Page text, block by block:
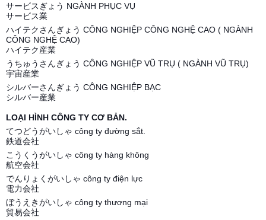
サービスぎょう NGÀNH PHỤC VỤ
サービス業
ハイテクさんぎょう CÔNG NGHIỆP CÔNG NGHỆ CAO ( NGÀNH
CÔNG NGHỆ CAO)
ハイテク産業
うちゅうさんぎょう CÔNG NGHIỆP VŨ TRỤ ( NGÀNH VŨ TRỤ)
宇宙産業
シルバーさんぎょう CÔNG NGHIỆP BẠC
シルバー産業
LOẠI HÌNH CÔNG TY CƠ BẢN.
てつどうがいしゃ công ty đường sắt.
鉄道会社
こうくうがいしゃ công ty hàng không
航空会社
でんりょくがいしゃ công ty điện lực
電力会社
ぼうえきがいしゃ công ty thương mại
貿易会社